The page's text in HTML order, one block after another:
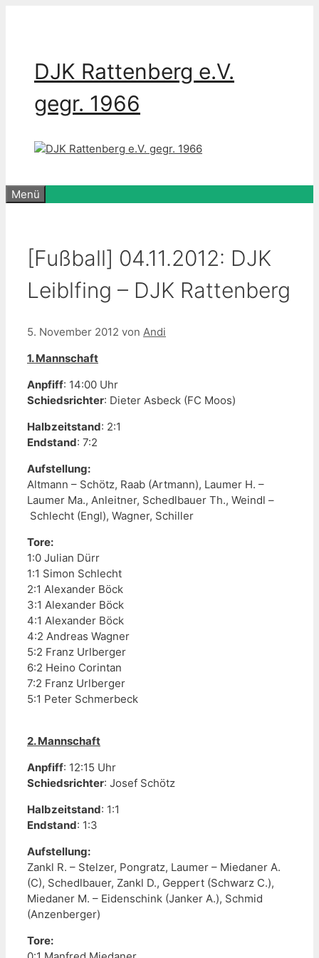
DJK Rattenberg e.V.
gegr. 1966
Menü
[Fußball] 04.11.2012: DJK
Leiblfing – DJK Rattenberg
5. November 2012 von Andi
1. Mannschaft
Anpfiff: 14:00 Uhr
Schiedsrichter: Dieter Asbeck (FC Moos)
Halbzeitstand: 2:1
Endstand: 7:2
Aufstellung:
Altmann – Schötz, Raab (Artmann), Laumer H. –
Laumer Ma., Anleitner, Schedlbauer Th., Weindl –
Schlecht (Engl), Wagner, Schiller
Tore:
1:0 Julian Dürr
1:1 Simon Schlecht
2:1 Alexander Böck
3:1 Alexander Böck
4:1 Alexander Böck
4:2 Andreas Wagner
5:2 Franz Urlberger
6:2 Heino Corintan
7:2 Franz Urlberger
5:1 Peter Schmerbeck
2. Mannschaft
Anpfiff: 12:15 Uhr
Schiedsrichter: Josef Schötz
Halbzeitstand: 1:1
Endstand: 1:3
Aufstellung:
Zankl R. – Stelzer, Pongratz, Laumer – Miedaner A.
(C), Schedlbauer, Zankl D., Geppert (Schwarz C.),
Miedaner M. – Eidenschink (Janker A.), Schmid
(Anzenberger)
Tore: